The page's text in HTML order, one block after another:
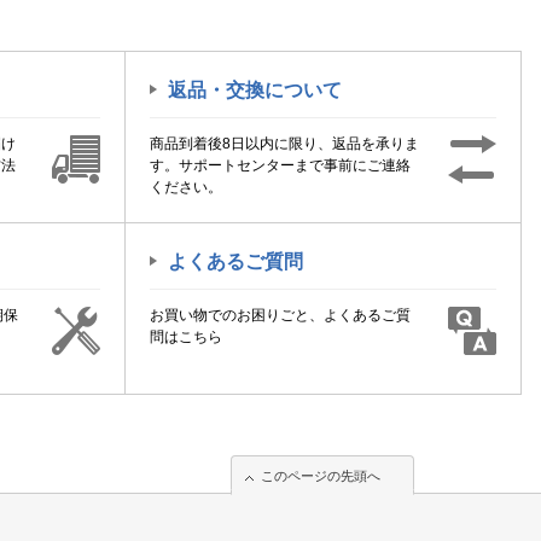
返品・交換について
商品到着後8日以内に限り、返品を承りま
す。サポートセンターまで事前にご連絡
ください。
保
よくあるご質問
お買い物でのお困りごと、よくあるご質
問はこちら
このページの先頭へ
このページの先頭へ